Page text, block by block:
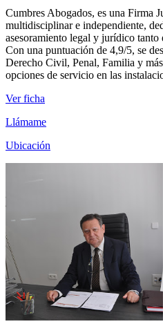
Cumbres Abogados, es una Firma
multidisciplinar e independiente,
asesoramiento legal y jurídico tanto
Con una puntuación de 4,9/5, se
Derecho Civil, Penal, Familia y
opciones de servicio en las
Ver ficha
Llámame
Ubicación